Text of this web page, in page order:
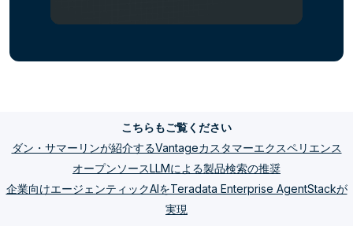
こちらもご覧ください
ダン・サマーリンが紹介するVantageカスタマーエクスペリエンス
オープンソースLLMによる製品検索の推奨
企業向けエージェンティックAIをTeradata Enterprise AgentStackが
実現